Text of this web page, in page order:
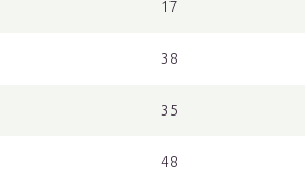
17
38
35
48